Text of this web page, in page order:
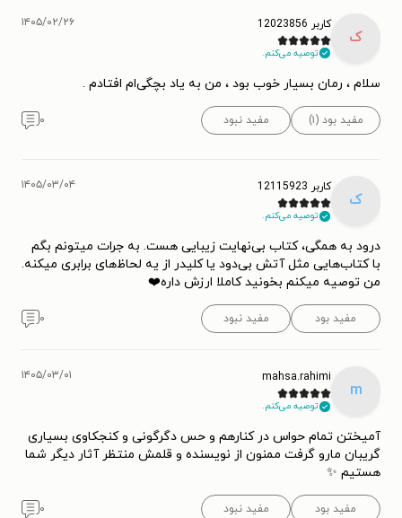
ک
کاربر 12023856
توصیه می‌کنم.
۱۴۰۵/۰۲/۲۶
سلام ، رمان بسیار خوب بود ، من به یاد بچگی‌ام افتادم .
مفید بود (۱) مفید نبود ۰
ک
کاربر 12115923
توصیه می‌کنم.
۱۴۰۵/۰۳/۰۴
درود به همگی، کتاب بی‌نهایت زیبایی هست. به جرات میتونم بگم
با کتاب‌هایی مثل آتش بی‌دود یا کلیدر از یه لحاظ‌های برابری میکنه.
من توصیه میکنم بخونید کاملا ارزش داره❤️
مفید بود مفید نبود ۰
m
mahsa.rahimi
توصیه می‌کنم.
۱۴۰۵/۰۳/۰۱
آمیختن تمام حواس در کنارهم و حس دگرگونی و کنجکاوی بسیاری
گریبان مارو گرفت ممنون از نویسنده و قلمش منتظر آثار دیگر شما
هستیم ✨
مفید بود مفید نبود ۰